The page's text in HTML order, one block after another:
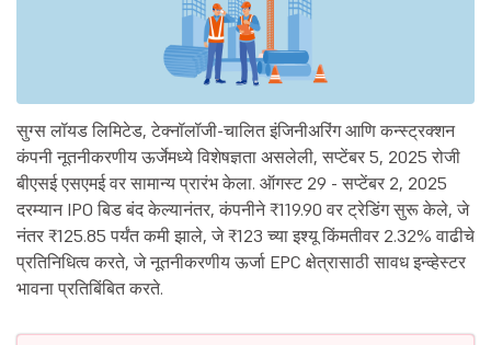
सुग्स लॉयड लिमिटेड, टेक्नॉलॉजी-चालित इंजिनीअरिंग आणि कन्स्ट्रक्शन
कंपनी नूतनीकरणीय ऊर्जेमध्ये विशेषज्ञता असलेली, सप्टेंबर 5, 2025 रोजी
बीएसई एसएमई वर सामान्य प्रारंभ केला. ऑगस्ट 29 - सप्टेंबर 2, 2025
दरम्यान IPO बिड बंद केल्यानंतर, कंपनीने ₹119.90 वर ट्रेडिंग सुरू केले, जे
नंतर ₹125.85 पर्यंत कमी झाले, जे ₹123 च्या इश्यू किंमतीवर 2.32% वाढीचे
प्रतिनिधित्व करते, जे नूतनीकरणीय ऊर्जा EPC क्षेत्रासाठी सावध इन्व्हेस्टर
भावना प्रतिबिंबित करते.